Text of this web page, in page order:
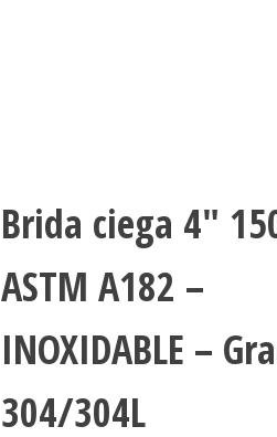
Brida ciega 4″
ASTM A182 –
INOXIDABLE –
304/304L